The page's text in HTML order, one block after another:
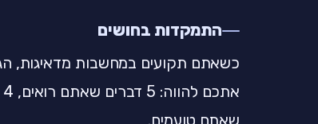
התמקדות בחושים
כשאתם תקועים במחשבות מדאיגות,